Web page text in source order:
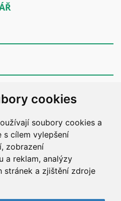
cookies
soubory cookies a
s cílem vylepšení
zobrazení
a reklam, analýzy
stránek a zjištění zdroje
ODESLAT
Všechna práva vyhrazena.
/weby-tabor.cz